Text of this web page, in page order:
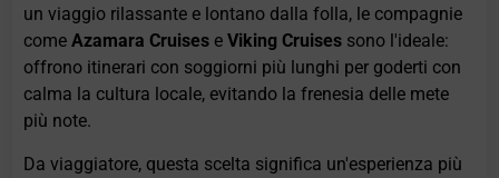
un viaggio rilassante e lontano dalla folla, le compagnie
comeAzamara Cruises eViking Cruises sono l'ideale:
offrono itinerari con soggiorni più lunghi per goderti con
calma la cultura locale, evitando la frenesia delle mete
più note.
Da viaggiatore, questa scelta significa un'esperienza più